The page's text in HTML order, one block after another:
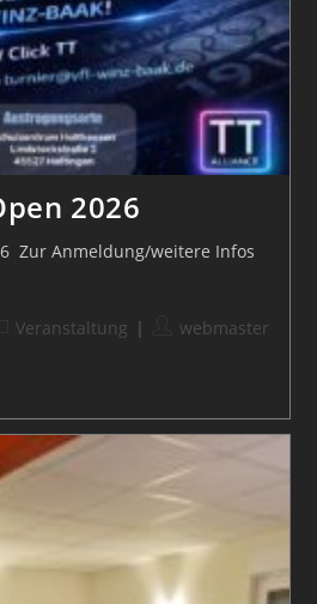
2026
Zur Anmeldung/weitere Infos
Veranstaltung
Beitrags-
webmaster